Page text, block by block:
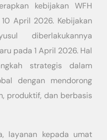
kebijakan WFH
April 2026. Kebijakan
diberlakukannya
pada 1 April 2026. Hal
strategis dalam
dengan mendorong
produktif, dan berbasis
layanan kepada umat